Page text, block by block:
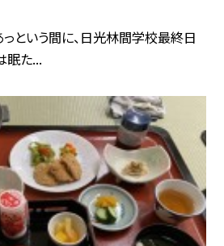
っという間に、日光林間学校最終日
眠た...